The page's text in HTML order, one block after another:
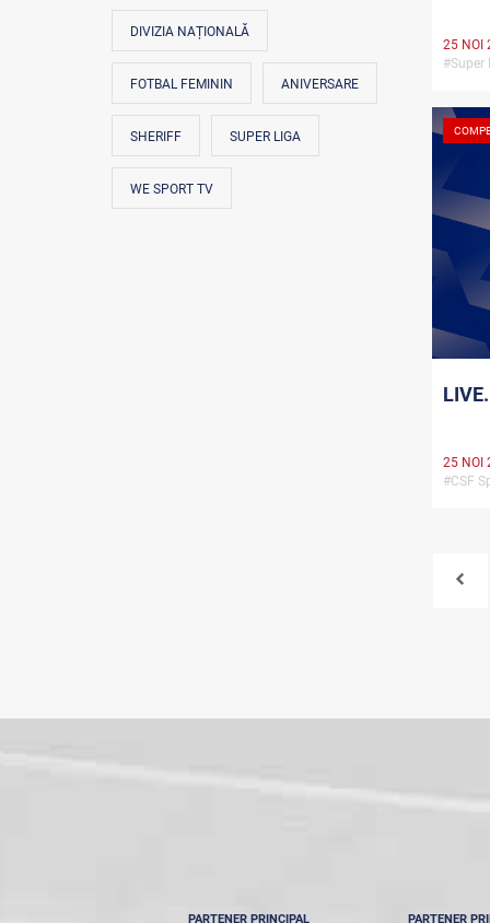
DIVIZIA NAȚIONALĂ
FOTBAL FEMININ ANIVERSARE
SHERIFF SUPER LIGA
WE SPORT TV
25 NOI
25 NOI
#CSF
PARTENER PRINCIPAL PARTENER